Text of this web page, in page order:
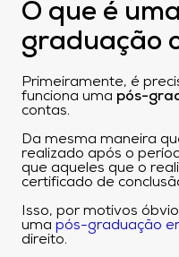
O que é
graduação
Primeiramente, é
funciona uma pós-
contas.
Da mesma maneira
realizado após o
que aqueles que o
certificado de
Isso, por motivos
uma pós-graduação
direito.